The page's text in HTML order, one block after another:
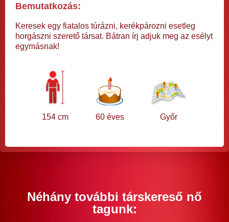
Bemutatkozás:
Keresek egy fiatalos túrázni, kerékpározni esetleg
horgászni szerető társat. Bátran írj adjuk meg az esélyt
egymásnak!
154 cm 60 éves Győr
Néhány további társkereső nő
tagunk: